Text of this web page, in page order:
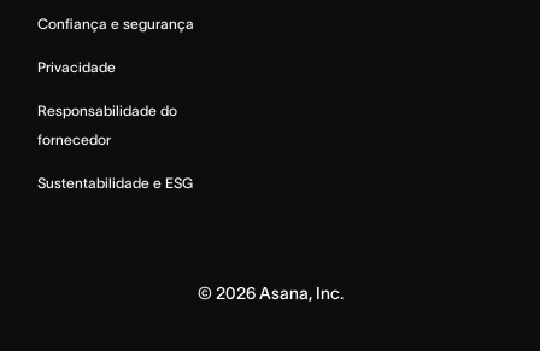
Confiança e segurança
Privacidade
Responsabilidade do
fornecedor
Sustentabilidade e ESG
© 2026Asana, Inc.